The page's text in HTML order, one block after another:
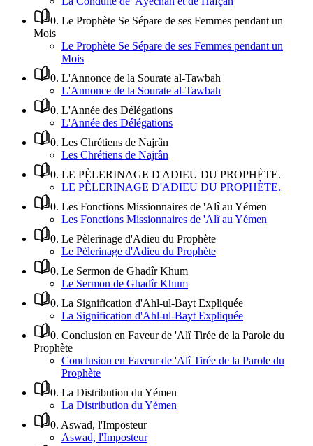
0. Le Prophète Se Sépare de ses Femmes pendant un
Mois
Le Prophète Se Sépare de ses Femmes pendant un
Mois
0. L'Annonce de la Sourate al-Tawbah
L'Annonce de la Sourate al-Tawbah
0. L'Année des Délégations
L'Année des Délégations
0. Les Chrétiens de Najrân
Les Chrétiens de Najrân
0. LE PÈLERINAGE D'ADIEU DU PROPHÈTE.
LE PÈLERINAGE D'ADIEU DU PROPHÈTE.
0. Les Fonctions Missionnaires de 'Alî au Yémen
Les Fonctions Missionnaires de 'Alî au Yémen
0. Le Pèlerinage d'Adieu du Prophète
Le Pèlerinage d'Adieu du Prophète
0. Le Sermon de Ghadîr Khum
Le Sermon de Ghadîr Khum
0. La Signification d'Ahl-ul-Bayt Expliquée
La Signification d'Ahl-ul-Bayt Expliquée
0. Conclusion en Faveur de 'Alî Tirée de la Parole du
Prophète
Conclusion en Faveur de 'Alî Tirée de la Parole du
Prophète
0. La Distribution du Yémen
La Distribution du Yémen
0. Aswad, l'Imposteur
Aswad, l'Imposteur